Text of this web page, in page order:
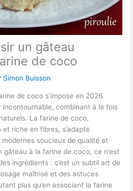
un gâteau
de coco
Simon Buisson
de coco s’impose en 2026
combinant à la fois
La farine de coco,
riche en fibres, s’adapte
soucieux de qualité et
gâteau à la farine de coco, ce n’est
ingrédients : c’est un subtil art de
maîtrisé et des astuces
plus qu’en associant la farine